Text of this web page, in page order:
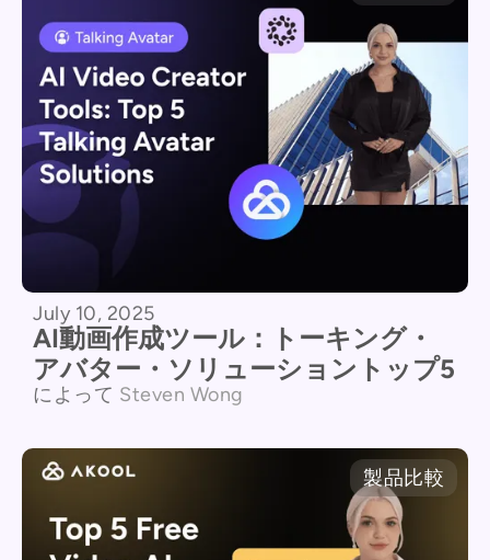
July 10, 2025
AI動画作成ツール：トーキング・
アバター・ソリューショントップ5
によって Steven Wong
製品比較